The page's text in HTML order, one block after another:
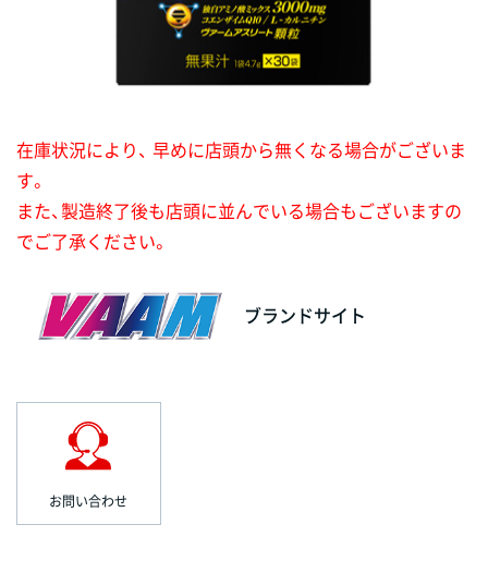
在庫状況により、 早めに店頭から無くなる場合がございま
す。
また、製造終了後も店頭に並んでいる場合もございますの
でご了承ください。
ブランドサイト
お問い合わせ